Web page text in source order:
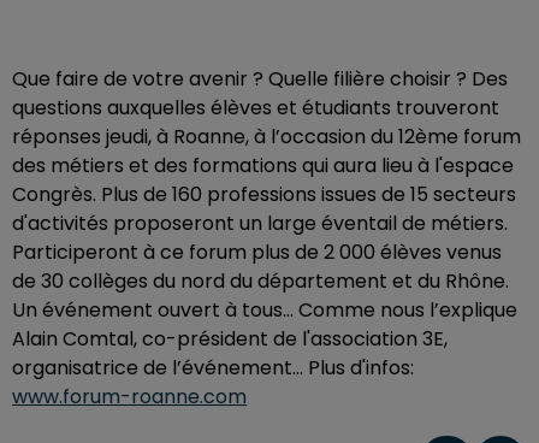
Que faire de votre avenir ? Quelle filière choisir ? Des
questions auxquelles élèves et étudiants trouveront
réponses jeudi, à Roanne, à l’occasion du 12ème forum
des métiers et des formations qui aura lieu à l'espace
Congrès. Plus de 160 professions issues de 15 secteurs
d'activités proposeront un large éventail de métiers.
Participeront à ce forum plus de 2 000 élèves venus
de 30 collèges du nord du département et du Rhône.
Un événement ouvert à tous... Comme nous l’explique
Alain Comtal, co-président de l'association 3E,
organisatrice de l’événement… Plus d'infos:
www.forum-roanne.com